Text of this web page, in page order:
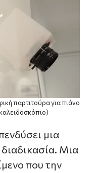
παρτιτούρα για πιάνο
μια
διαδικασία. Μια
που την